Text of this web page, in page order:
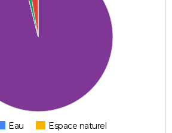
Eau
Espace naturel